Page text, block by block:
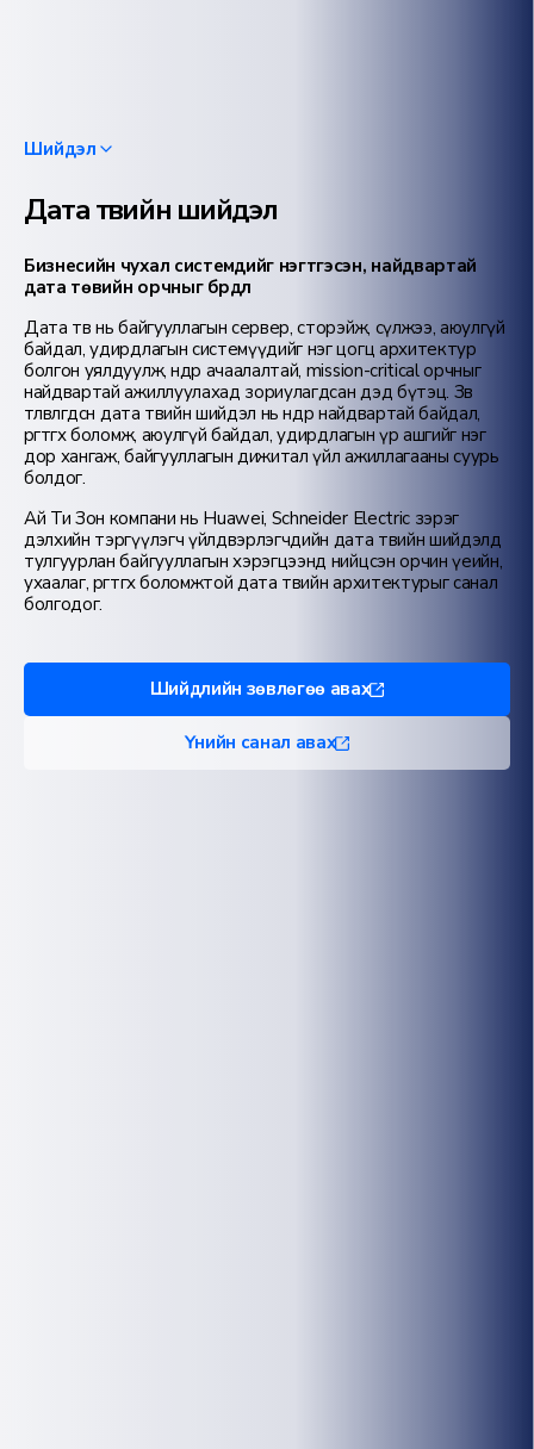
Шийдэл
Дата төвийн шийдэл
Бизнесийн чухал системүүдийг нэгтгэсэн, найдвартай
дата төвийн орчныг бүрдүүл
Дата төв нь байгууллагын сервер, сторэйж, сүлжээ, аюулгүй
байдал, удирдлагын системүүдийг нэг цогц архитектур
болгон уялдуулж, өндөр ачаалалтай, mission-critical орчныг
найдвартай ажиллуулахад зориулагдсан дэд бүтэц. Зөв
төлөвлөгдсөн дата төвийн шийдэл нь өндөр найдвартай байдал,
өргөтгөх боломж, аюулгүй байдал, удирдлагын үр ашгийг нэг
дор хангаж, байгууллагын дижитал үйл ажиллагааны суурь
болдог.
Ай Ти Зон компани нь Huawei, Schneider Electric зэрэг
дэлхийн тэргүүлэгч үйлдвэрлэгчдийн дата төвийн шийдэлд
тулгуурлан байгууллагын хэрэгцээнд нийцсэн орчин үеийн,
ухаалаг, өргөтгөх боломжтой дата төвийн архитектурыг санал
болгодог.
Шийдлийн зөвлөгөө авах
Үнийн санал авах